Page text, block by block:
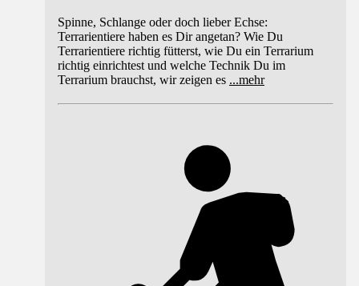
Spinne, Schlange oder doch lieber Echse:
Terrarientiere haben es Dir angetan? Wie Du
Terrarientiere richtig fütterst, wie Du ein Terrarium
richtig einrichtest und welche Technik Du im
Terrarium brauchst, wir zeigen es ...mehr